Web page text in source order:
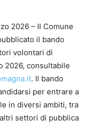
2026 – Il Comune
il bando
volontari di
2026, consultabile
. Il bando
per entrare a
in diversi ambiti, tra
settori di pubblica